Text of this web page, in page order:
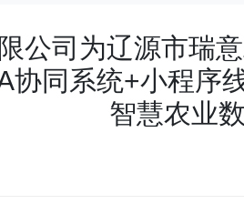
公司为辽源市瑞
协同系统+小程序
智慧农业